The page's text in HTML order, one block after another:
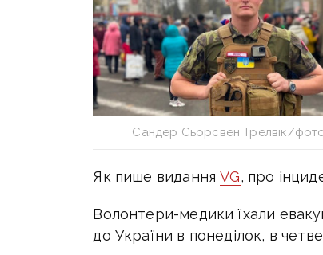
Сандер Сьорсвен Трелвік/
Як пише виданняVG, про
Волонтери-медики їхали
до України в понеділок, в